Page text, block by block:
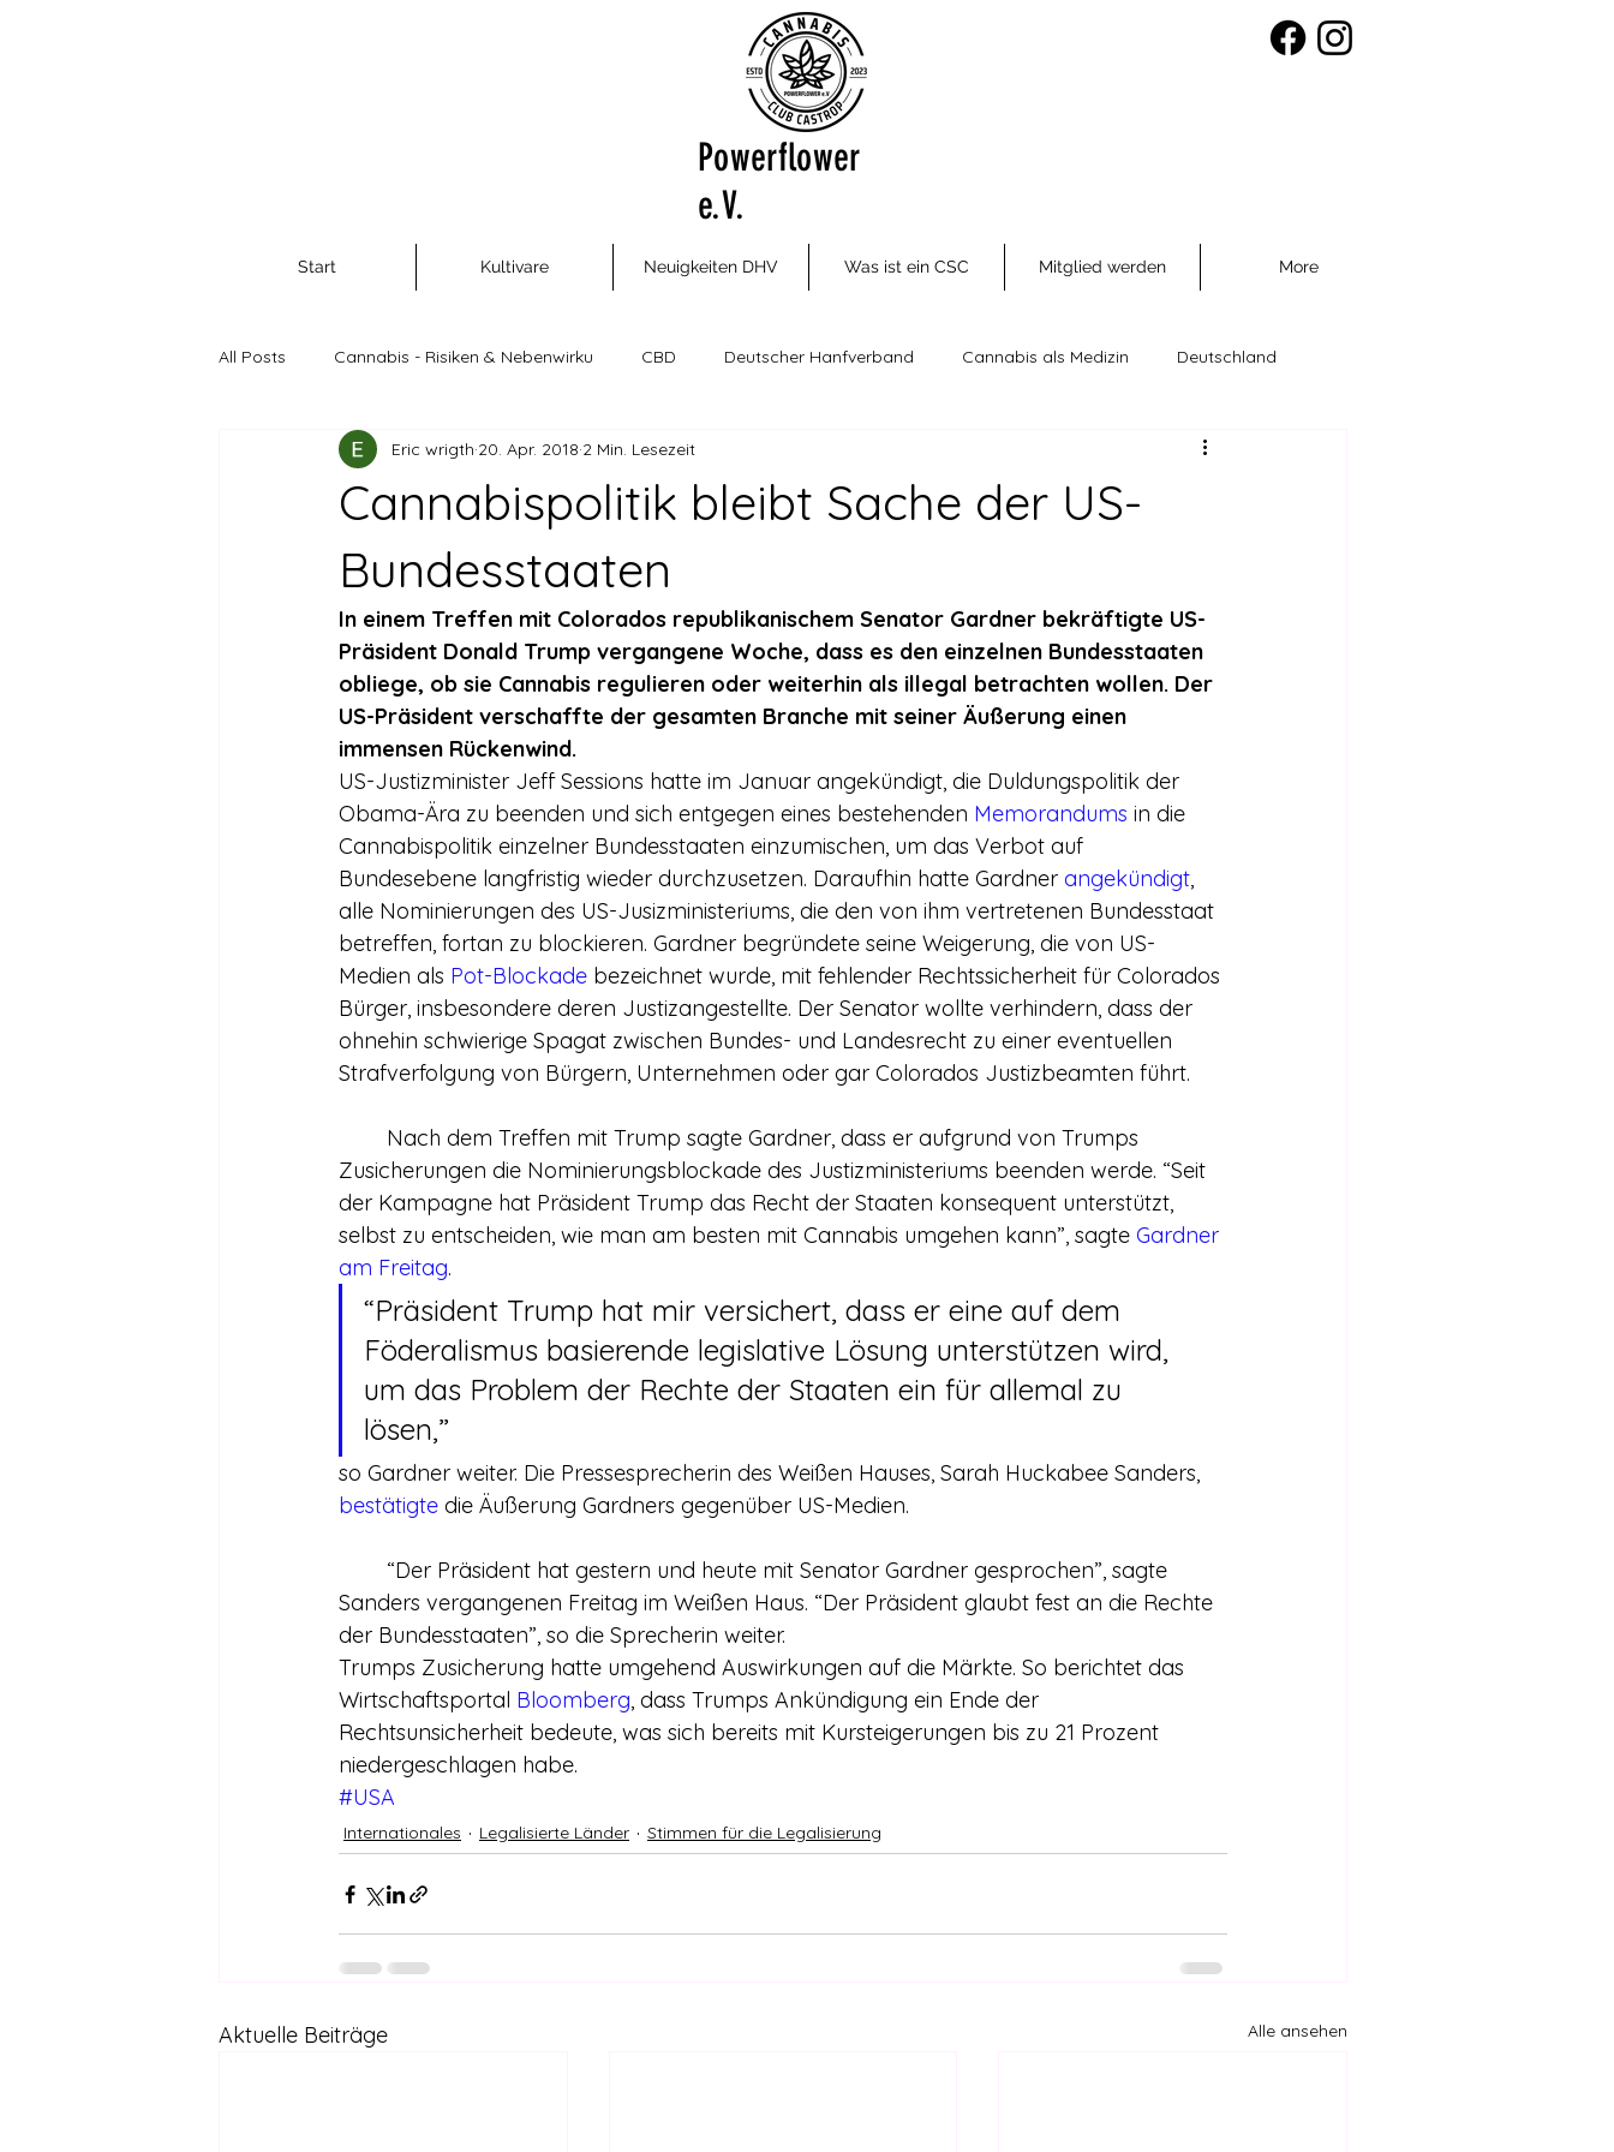
Powerflower
e.V.
Start Kultivare Neuigkeiten DHV Was ist ein CSC Mitglied werden More
All Posts Cannabis - Risiken & Nebenwirku CBD Deutscher Hanfverband Cannabis als Medizin Deutschland
Cannabis als Rohstoff und Nahrungsm Cannabis Social Clubs
Drogen außer Cannabis
Legalisierte Länder Hanfszene Mitmachen! Meinungsumfragen Repression Stimmen für die Legalisierung
Recht & Urteile Schäden durch Prohibition
Stimmen gegen die Legalisierung Streckmittel Wirtschaft Test Wissenschaft
Wissenschaft zu Drogenpolitik und a
Cannabispolitik bleibt Sache der US-
Bundesstaaten
Eric wrigth 20. Apr. 2018 2 Min. Lesezeit
In einem Treffen mit Colorados republikanischem Senator Gardner bekräftigte US-
Präsident Donald Trump vergangene Woche, dass es den einzelnen Bundesstaaten
obliege, ob sie Cannabis regulieren oder weiterhin als illegal betrachten wollen. Der
US-Präsident verschaffte der gesamten Branche mit seiner Äußerung einen
immensen Rückenwind.
US-Justizminister Jeff Sessions hatte im Januar angekündigt, die Duldungspolitik der
Obama-Ära zu beenden und sich entgegen eines bestehenden Memorandums in die
Cannabispolitik einzelner Bundesstaaten einzumischen, um das Verbot auf
Bundesebene langfristig wieder durchzusetzen. Daraufhin hatte Gardner angekündigt,
alle Nominierungen des US-Jusizministeriums, die den von ihm vertretenen Bundesstaat
betreffen, fortan zu blockieren. Gardner begründete seine Weigerung, die von US-
Medien als Pot-Blockade bezeichnet wurde, mit fehlender Rechtssicherheit für Colorados
Bürger, insbesondere deren Justizangestellte. Der Senator wollte verhindern, dass der
ohnehin schwierige Spagat zwischen Bundes- und Landesrecht zu einer eventuellen
Strafverfolgung von Bürgern, Unternehmen oder gar Colorados Justizbeamten führt.
Zusicherungen die Nominierungsblockade des Justizministeriums beenden werde. “Seit
der Kampagne hat Präsident Trump das Recht der Staaten konsequent unterstützt,
selbst zu entscheiden, wie man am besten mit Cannabis umgehen kann”, sagte Gardner
am Freitag.
“Präsident Trump hat mir versichert, dass er eine auf dem
Föderalismus basierende legislative Lösung unterstützen wird,
um das Problem der Rechte der Staaten ein für allemal zu
lösen,”
so Gardner weiter. Die Pressesprecherin des Weißen Hauses, Sarah Huckabee Sanders,
bestätigte die Äußerung Gardners gegenüber US-Medien.
Sanders vergangenen Freitag im Weißen Haus. “Der Präsident glaubt fest an die Rechte
der Bundesstaaten”, so die Sprecherin weiter.
Trumps Zusicherung hatte umgehend Auswirkungen auf die Märkte. So berichtet das
Wirtschaftsportal Bloomberg, dass Trumps Ankündigung ein Ende der
Rechtsunsicherheit bedeute, was sich bereits mit Kursteigerungen bis zu 21 Prozent
niedergeschlagen habe.
#USA
Internationales Legalisierte Länder Stimmen für die Legalisierung
Aktuelle Beiträge Alle ansehen